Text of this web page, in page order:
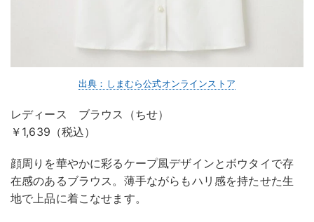
出典：しまむら公式オンラインストア
レディース ブラウス（ちせ）
￥1,639（税込）
顔周りを華やかに彩るケープ風デザインとボウタイで存
在感のあるブラウス。薄手ながらもハリ感を持たせた生
地で上品に着こなせます。